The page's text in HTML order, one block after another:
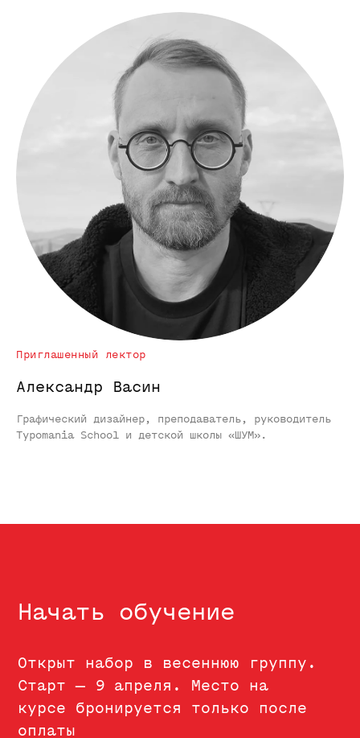
Приглашенный лектор
Александр Васин
Графический дизайнер, преподаватель, руководитель
Typomania School и детской школы «ШУМ».
Программа